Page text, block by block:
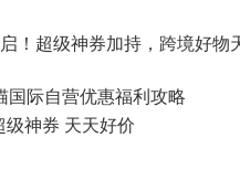
国际自营优惠福利攻略
级神券 天天好价